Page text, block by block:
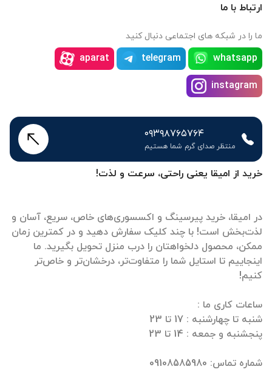
خرید از امیقا یعنی راحتی، سرعت و لذت!
در امیقا، خرید پیرسینگ و اکسسوری‌های خاص، سریع، آسان و
لذت‌بخش است! با چند کلیک سفارش دهید و در کمترین زمان
ممکن، محصول دلخواهتان را درب منزل تحویل بگیرید. ما
اینجاییم تا استایل شما را متفاوت‌تر، درخشان‌تر و خاص‌تر
ارتباط با ما
ما را در شبکه های اجتماعی دنبال کنید
whatsapp
telegram
aparat
instagram
۰۹۳۹۸۷۶۵۷۶۴
منتظر صدای گرم شما هستیم